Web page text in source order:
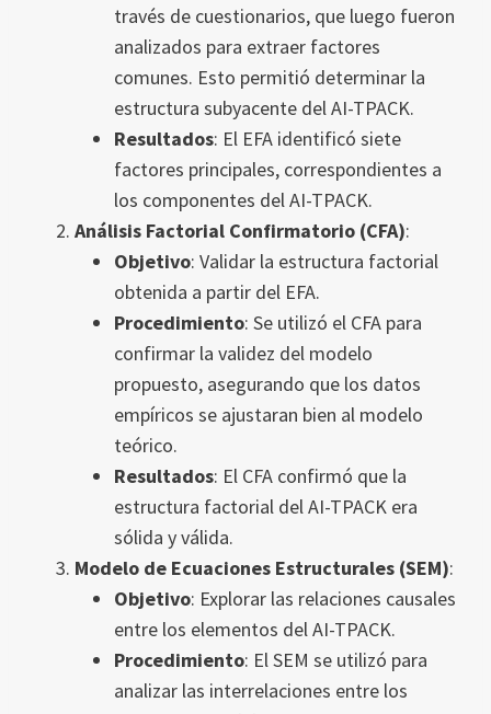
través de cuestionarios, que luego fueron
analizados para extraer factores
comunes. Esto permitió determinar la
estructura subyacente del AI-TPACK.
Resultados: El EFA identificó siete
factores principales, correspondientes a
los componentes del AI-TPACK.
Análisis Factorial Confirmatorio (CFA):
Objetivo: Validar la estructura factorial
obtenida a partir del EFA.
Procedimiento: Se utilizó el CFA para
confirmar la validez del modelo
propuesto, asegurando que los datos
empíricos se ajustaran bien al modelo
teórico.
Resultados: El CFA confirmó que la
estructura factorial del AI-TPACK era
sólida y válida.
Modelo de Ecuaciones Estructurales (SEM):
Objetivo: Explorar las relaciones causales
entre los elementos del AI-TPACK.
Procedimiento: El SEM se utilizó para
analizar las interrelaciones entre los